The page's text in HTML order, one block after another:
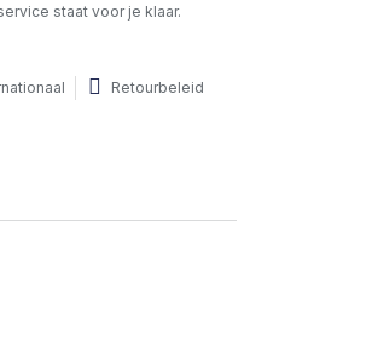
staat voor je klaar.
Retourbeleid